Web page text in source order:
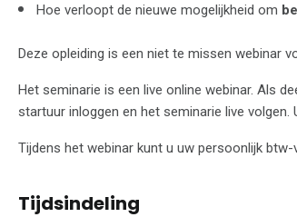
Hoe verloopt de nieuwe mogelijkheid om
Deze opleiding is een niet te missen webinar
Het seminarie is een live online webinar. Als
startuur inloggen en het seminarie live
Tijdens het webinar kunt u uw persoonlijk
Tijdsindeling